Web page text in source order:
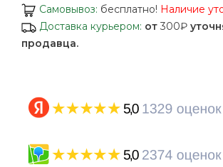
Самовывоз: бесплатно! Наличие
Доставка курьером: от 300₽
продавца.